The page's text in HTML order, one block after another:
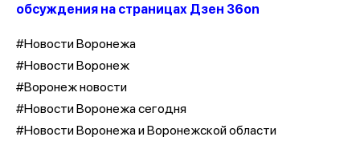
обсуждения на страницах Дзен 36on
#Новости Воронежа
#Новости Воронеж
#Воронеж новости
#Новости Воронежа сегодня
#Новости Воронежа и Воронежской области